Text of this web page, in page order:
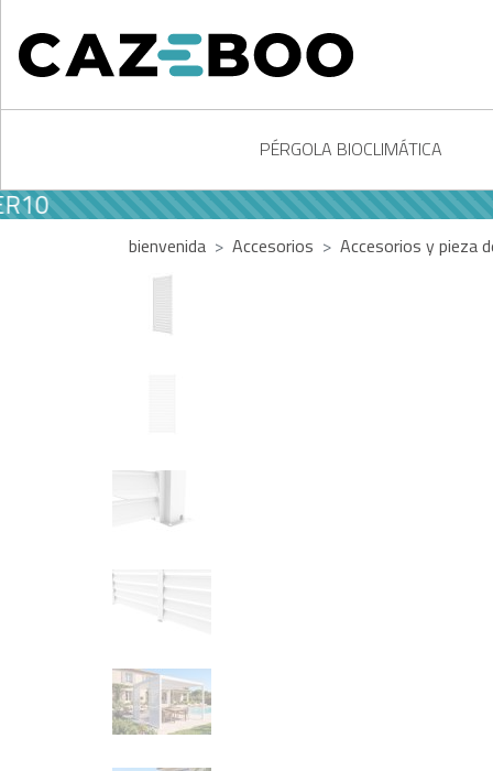
PÉRGOLA BIOCLIMÁTICA
bienvenida Accesorios Accesorios y pieza